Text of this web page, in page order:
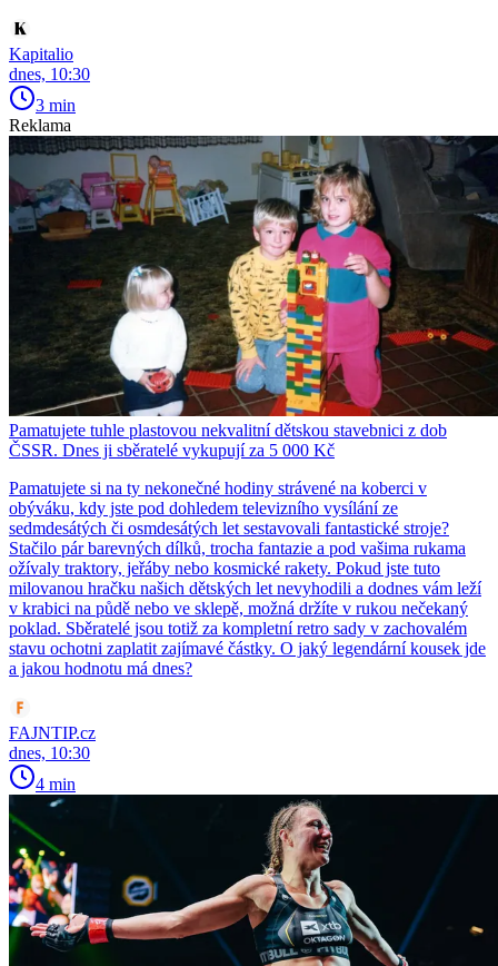
Kapitalio
dnes, 10:30
3 min
Reklama
Pamatujete tuhle plastovou nekvalitní dětskou stavebnici z dob
ČSSR. Dnes ji sběratelé vykupují za 5 000 Kč
Pamatujete si na ty nekonečné hodiny strávené na koberci v
obýváku, kdy jste pod dohledem televizního vysílání ze
sedmdesátých či osmdesátých let sestavovali fantastické stroje?
Stačilo pár barevných dílků, trocha fantazie a pod vašima rukama
ožívaly traktory, jeřáby nebo kosmické rakety. Pokud jste tuto
milovanou hračku našich dětských let nevyhodili a dodnes vám leží
v krabici na půdě nebo ve sklepě, možná držíte v rukou nečekaný
poklad. Sběratelé jsou totiž za kompletní retro sady v zachovalém
stavu ochotni zaplatit zajímavé částky. O jaký legendární kousek jde
a jakou hodnotu má dnes?
FAJNTIP.cz
dnes, 10:30
4 min